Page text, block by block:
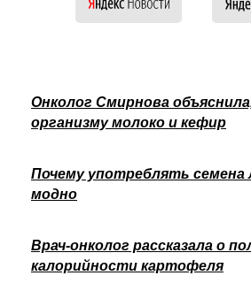
Онколог Смирнова
организму молоко и кефир
Почему употреблять семена
модно
Врач-онколог рассказала о
калорийности картофеля